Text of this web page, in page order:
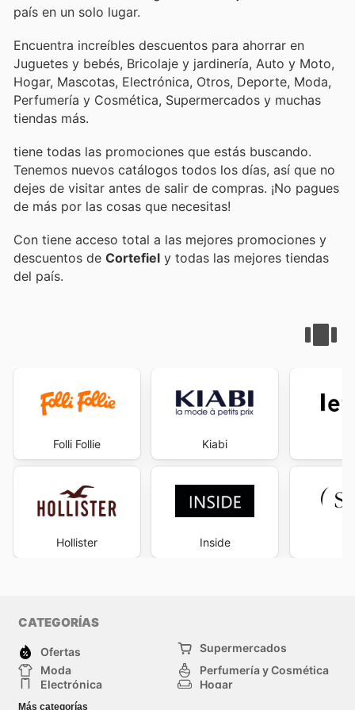
país en un solo lugar.
Encuentra increíbles descuentos para ahorrar en
Juguetes y bebés, Bricolaje y jardinería, Auto y Moto,
Hogar, Mascotas, Electrónica, Otros, Deporte, Moda,
Perfumería y Cosmética, Supermercados y muchas
tiendas más.
tiene todas las promociones que estás buscando.
Tenemos nuevos catálogos todos los días, así que no
dejes de visitar antes de salir de compras. ¡No pagues
de más por las cosas que necesitas!
Con tiene acceso total a las mejores promociones y
descuentos de Cortefiel y todas las mejores tiendas
del país.
Folli Follie
Hollister
Kiabi
Inside
CATEGORÍAS
Ofertas
Supermercados
Moda
Perfumería y Cosmética
Electrónica
Hogar
Deporte
Más categorías